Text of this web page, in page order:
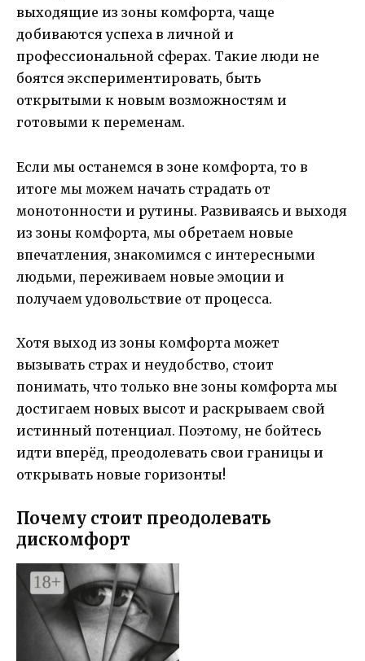
выходящие из зоны комфорта, чаще
добиваются успеха в личной и
профессиональной сферах. Такие люди не
боятся экспериментировать, быть
открытыми к новым возможностям и
готовыми к переменам.
Если мы останемся в зоне комфорта, то в
итоге мы можем начать страдать от
монотонности и рутины. Развиваясь и выходя
из зоны комфорта, мы обретаем новые
впечатления, знакомимся с интересными
людьми, переживаем новые эмоции и
получаем удовольствие от процесса.
Хотя выход из зоны комфорта может
вызывать страх и неудобство, стоит
понимать, что только вне зоны комфорта мы
достигаем новых высот и раскрываем свой
истинный потенциал. Поэтому, не бойтесь
идти вперёд, преодолевать свои границы и
открывать новые горизонты!
Почему стоит преодолевать
дискомфорт